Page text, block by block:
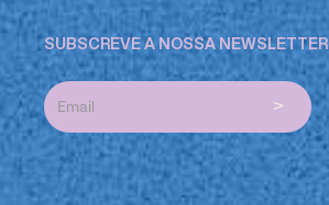
SUBSCREVE A NOSSA NEWSLETTER